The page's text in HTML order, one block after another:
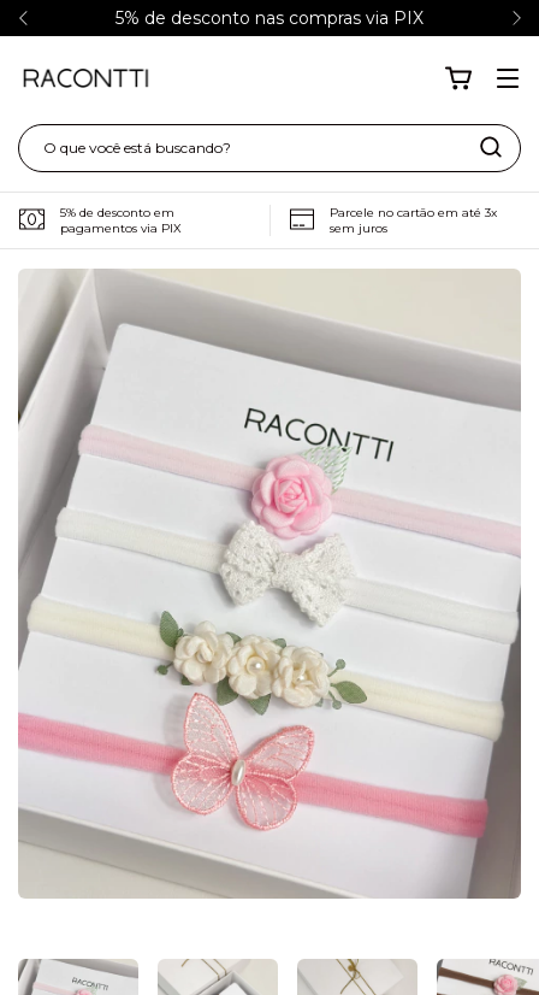
5% de desconto nas compras via PIX
5% de desconto em
pagamentos via PIX
Parcele no cartão em até 3x
sem juros